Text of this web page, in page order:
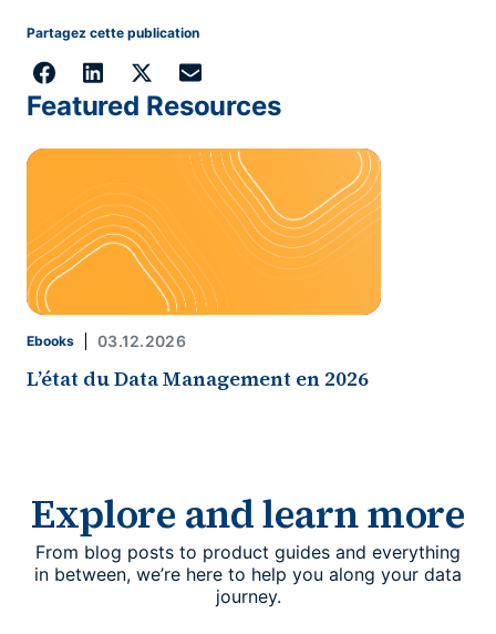
Partagez cette publication
Featured Resources
Ebooks 03.12.2026
L’état du Data Management en 2026
Explore and learn more
From blog posts to product guides and everything
in between, we’re here to help you along your data
journey.